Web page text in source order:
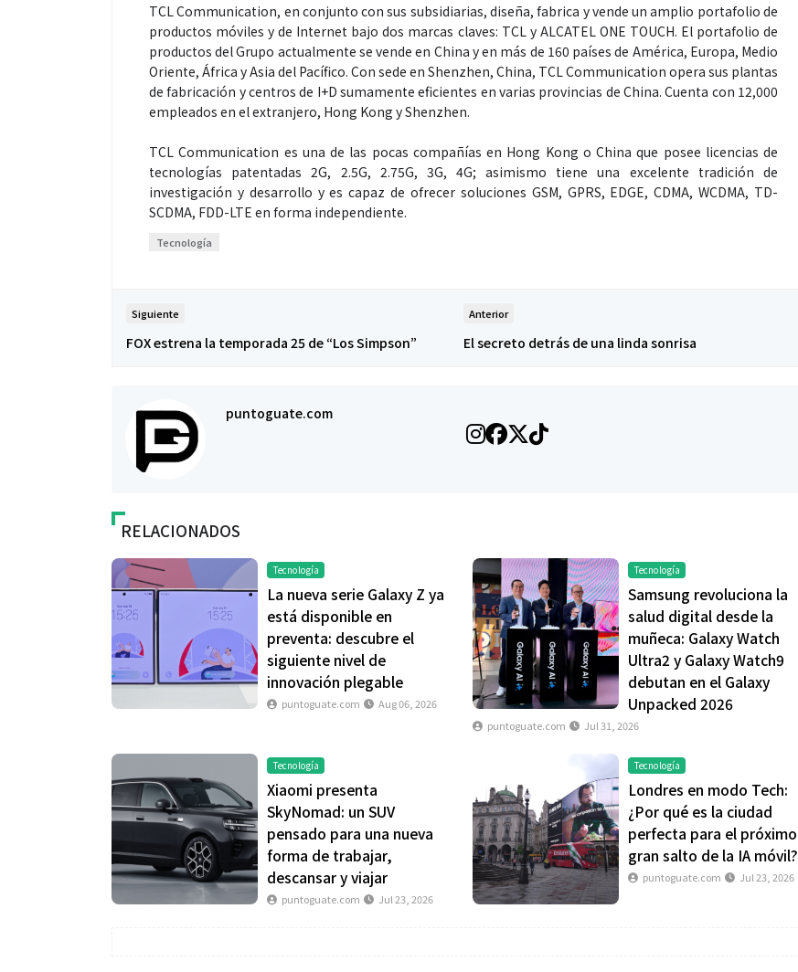
TCL Communication, en conjunto con sus subsidiarias, diseña, fabrica y vende un amplio portafolio de
productos móviles y de Internet bajo dos marcas claves: TCL y ALCATEL ONE TOUCH. El portafolio de
productos del Grupo actualmente se vende en China y en más de 160 países de América, Europa, Medio
Oriente, África y Asia del Pacífico. Con sede en Shenzhen, China, TCL Communication opera sus plantas
de fabricación y centros de I+D sumamente eficientes en varias provincias de China. Cuenta con 12,000
empleados en el extranjero, Hong Kong y Shenzhen.
TCL Communication es una de las pocas compañías en Hong Kong o China que posee licencias de
tecnologías patentadas 2G, 2.5G, 2.75G, 3G, 4G; asimismo tiene una excelente tradición de
investigación y desarrollo y es capaz de ofrecer soluciones GSM, GPRS, EDGE, CDMA, WCDMA, TD-
SCDMA, FDD-LTE en forma independiente.
Tecnología
Siguiente
FOX estrena la temporada 25 de “Los Simpson”
Anterior
El secreto detrás de una linda sonrisa
puntoguate.com
RELACIONADOS
Tecnología
La nueva serie Galaxy Z ya
está disponible en
preventa: descubre el
siguiente nivel de
innovación plegable
puntoguate.com Aug 06, 2026
Tecnología
Samsung revoluciona la
salud digital desde la
muñeca: Galaxy Watch
Ultra2 y Galaxy Watch9
debutan en el Galaxy
Unpacked 2026
puntoguate.com Jul 31, 2026
Tecnología
Xiaomi presenta
SkyNomad: un SUV
pensado para una nueva
forma de trabajar,
descansar y viajar
puntoguate.com Jul 23, 2026
Tecnología
Londres en modo Tech:
¿Por qué es la ciudad
perfecta para el próximo
gran salto de la IA móvil?
puntoguate.com Jul 23, 2026
¿Qué comer antes de un partido
de fútbol? La estrategia que
El cuidado de la piel va mucho
más allá del rostro: cada zona
merece una atención específica